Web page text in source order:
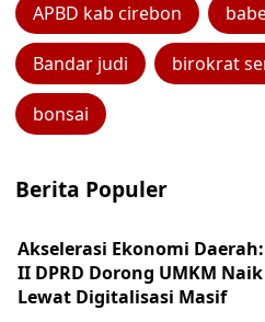
APBD kab cirebon
Bandar judi birokrat
bonsai
Berita Populer
Akselerasi Ekonomi
II DPRD Dorong UMKM
Lewat Digitalisasi Masif